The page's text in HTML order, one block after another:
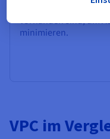
einrichten und
vorhanden sind, um
minimieren.
VPC im